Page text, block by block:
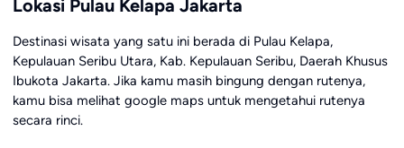
Lokasi Pulau Kelapa Jakarta
Destinasi wisata yang satu ini berada di Pulau Kelapa,
Kepulauan Seribu Utara, Kab. Kepulauan Seribu, Daerah Khusus
Ibukota Jakarta. Jika kamu masih bingung dengan rutenya,
kamu bisa melihat google maps untuk mengetahui rutenya
secara rinci.